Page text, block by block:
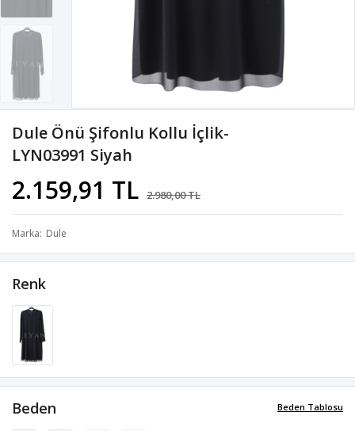
Dule Önü Şifonlu Kollu İçlik-
LYN03991 Siyah
2.159,91 TL 2.980,00 TL
Marka Dule
Renk
Beden Tablosu
Beden